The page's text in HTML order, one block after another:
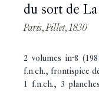
du sort de La
Paris, Pillet, 1830
2 volumes in-8
f.n.ch., frontispice
1 f.n.ch., 3